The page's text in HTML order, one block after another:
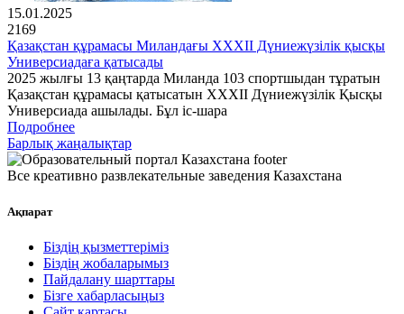
15.01.2025
2169
Қазақстан құрамасы Миландағы XXXII Дүниежүзілік қысқы
Универсиадаға қатысады
2025 жылғы 13 қаңтарда Миланда 103 спортшыдан тұратын
Қазақстан құрамасы қатысатын XXXII Дүниежүзілік Қысқы
Универсиада ашылады. Бұл іс-шара
Подробнее
Барлық жаңалықтар
Все креативно развлекательные заведения Казахстана
Ақпарат
Біздің қызметтеріміз
Біздің жобаларымыз
Пайдалану шарттары
Бізге хабарласыңыз